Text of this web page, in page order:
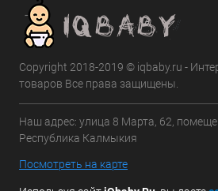
Copyright 2018-2019 © iqbaby.ru -
товаров Все права защищены.
Наш адрес: улица 8 Марта, 62,
Республика Калмыкия
Посмотреть на карте